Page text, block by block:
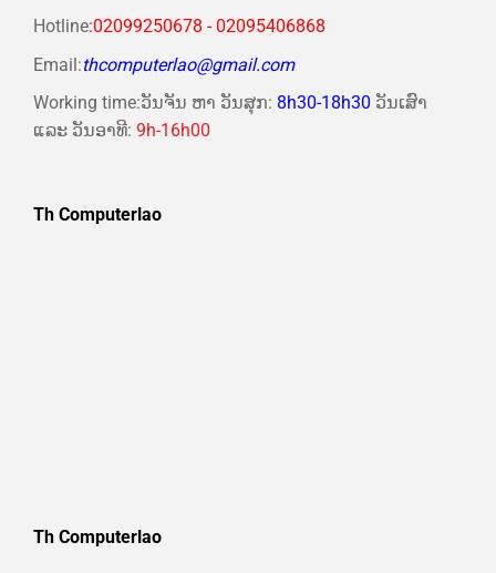
Hotline:02099250678 - 02095406868
Email:thcomputerlao@gmail.com
Working time:ວັນຈັນ ຫາ ວັນສຸກ: 8h30-18h30 ວັນເສົາ
ແລະ ວັນອາທີ: 9h-16h00
Th Computerlao
Th Computerlao